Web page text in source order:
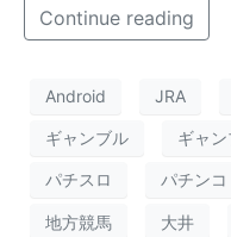
Continue reading
Android JRA
ギャンブル ギャ
パチスロ パチンコ
地方競馬 大井